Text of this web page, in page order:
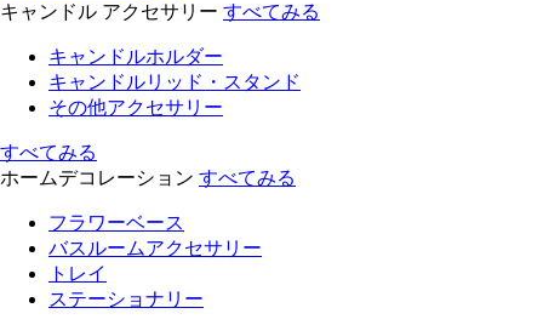
キャンドル アクセサリー すべてみる
キャンドルホルダー
キャンドルリッド・スタンド
その他アクセサリー
すべてみる
ホームデコレーション すべてみる
フラワーベース
バスルームアクセサリー
トレイ
ステーショナリー